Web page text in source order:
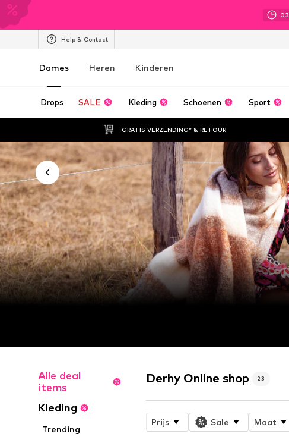
03
Help & Contact
Dames Heren Kinderen
Drops SALE Kleding Schoenen Sport
GRATIS VERZENDING* & RETOUR
Alle deal
items
Kleding
Trending
Derhy Online shop 23
Prijs Sale Maat